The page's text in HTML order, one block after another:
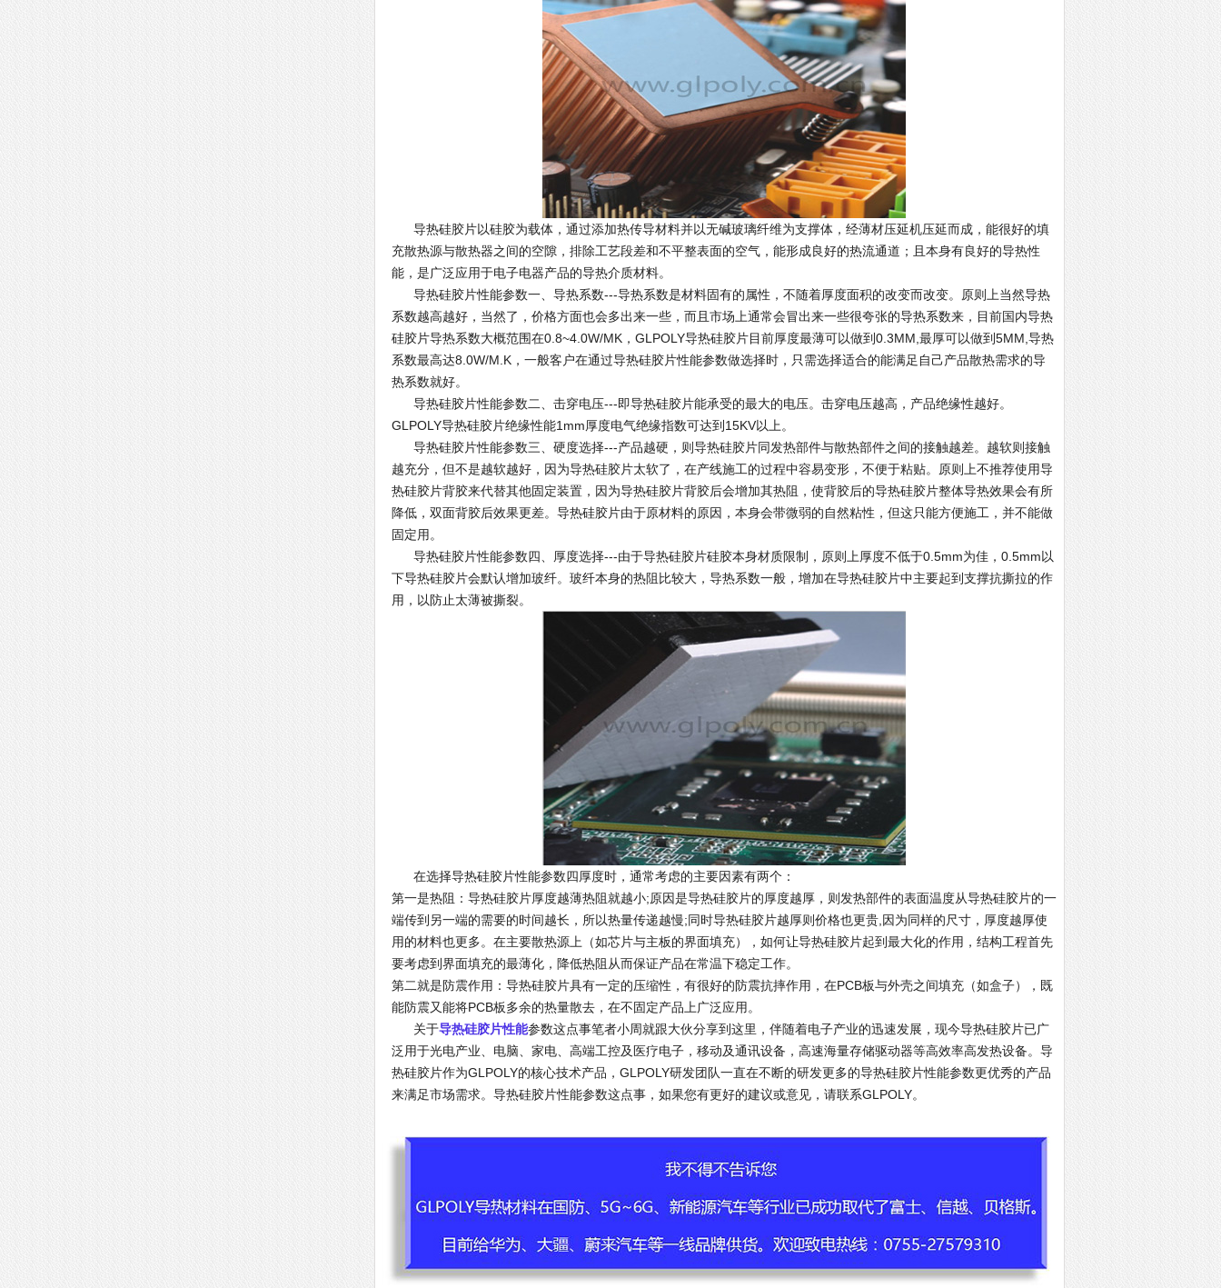
导热硅胶片以硅胶为载体，通过添加热传导材料并以无碱玻璃纤维为支撑体，经薄材压延机压延而成，能很好的填
充散热源与散热器之间的空隙，排除工艺段差和不平整表面的空气，能形成良好的热流通道；且本身有良好的导热性
能，是广泛应用于电子电器产品的导热介质材料。
导热硅胶片性能参数一、导热系数---导热系数是材料固有的属性，不随着厚度面积的改变而改变。原则上当然导热
系数越高越好，当然了，价格方面也会多出来一些，而且市场上通常会冒出来一些很夸张的导热系数来，目前国内导热
硅胶片导热系数大概范围在0.8~4.0W/MK，GLPOLY导热硅胶片目前厚度最薄可以做到0.3MM,最厚可以做到5MM,导热
系数最高达8.0W/M.K，一般客户在通过导热硅胶片性能参数做选择时，只需选择适合的能满足自己产品散热需求的导
热系数就好。
导热硅胶片性能参数二、击穿电压---即导热硅胶片能承受的最大的电压。击穿电压越高，产品绝缘性越好。
GLPOLY导热硅胶片绝缘性能1mm厚度电气绝缘指数可达到15KV以上。
导热硅胶片性能参数三、硬度选择---产品越硬，则导热硅胶片同发热部件与散热部件之间的接触越差。越软则接触
越充分，但不是越软越好，因为导热硅胶片太软了，在产线施工的过程中容易变形，不便于粘贴。原则上不推荐使用导
热硅胶片背胶来代替其他固定装置，因为导热硅胶片背胶后会增加其热阻，使背胶后的导热硅胶片整体导热效果会有所
降低，双面背胶后效果更差。导热硅胶片由于原材料的原因，本身会带微弱的自然粘性，但这只能方便施工，并不能做
固定用。
导热硅胶片性能参数四、厚度选择---由于导热硅胶片硅胶本身材质限制，原则上厚度不低于0.5mm为佳，0.5mm以
下导热硅胶片会默认增加玻纤。玻纤本身的热阻比较大，导热系数一般，增加在导热硅胶片中主要起到支撑抗撕拉的作
用，以防止太薄被撕裂。
在选择导热硅胶片性能参数四厚度时，通常考虑的主要因素有两个：
第一是热阻：导热硅胶片厚度越薄热阻就越小;原因是导热硅胶片的厚度越厚，则发热部件的表面温度从导热硅胶片的一
端传到另一端的需要的时间越长，所以热量传递越慢;同时导热硅胶片越厚则价格也更贵,因为同样的尺寸，厚度越厚使
用的材料也更多。在主要散热源上（如芯片与主板的界面填充），如何让导热硅胶片起到最大化的作用，结构工程首先
要考虑到界面填充的最薄化，降低热阻从而保证产品在常温下稳定工作。
第二就是防震作用：导热硅胶片具有一定的压缩性，有很好的防震抗摔作用，在PCB板与外壳之间填充（如盒子），既
能防震又能将PCB板多余的热量散去，在不固定产品上广泛应用。
关于导热硅胶片性能参数这点事笔者小周就跟大伙分享到这里，伴随着电子产业的迅速发展，现今导热硅胶片已广
泛用于光电产业、电脑、家电、高端工控及医疗电子，移动及通讯设备，高速海量存储驱动器等高效率高发热设备。导
热硅胶片作为GLPOLY的核心技术产品，GLPOLY研发团队一直在不断的研发更多的导热硅胶片性能参数更优秀的产品
来满足市场需求。导热硅胶片性能参数这点事，如果您有更好的建议或意见，请联系GLPOLY。